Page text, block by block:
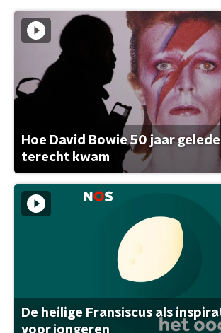
Hoe David Bowie 50 jaar
terecht kwam
De heilige Fransiscus als
voor jongeren